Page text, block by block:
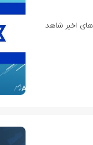
اخیر شاهد